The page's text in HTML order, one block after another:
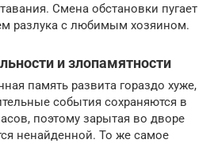
Смена обстановки пугает
разлука с любимым хозяином.
и злопамятности
память развита гораздо хуже,
события сохраняются в
поэтому зарытая во дворе
ненайденной. То же самое